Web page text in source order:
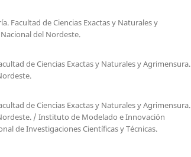
Facultad de Ciencias Exactas y Naturales y
del Nordeste.
de Ciencias Exactas y Naturales y Agrimensura.
de Ciencias Exactas y Naturales y Agrimensura.
/ Instituto de Modelado e Innovación
de Investigaciones Científicas y Técnicas.